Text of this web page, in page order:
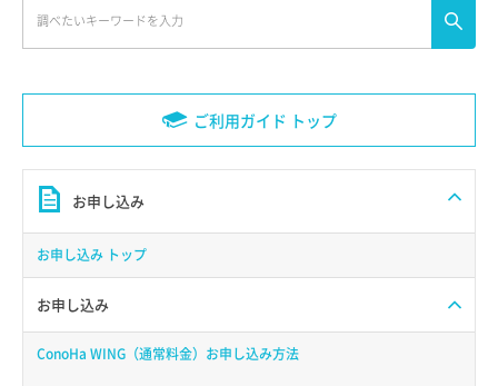
ご利用ガイド トップ
お申し込み
お申し込み トップ
お申し込み
ConoHa WING（通常料金）お申し込み方法